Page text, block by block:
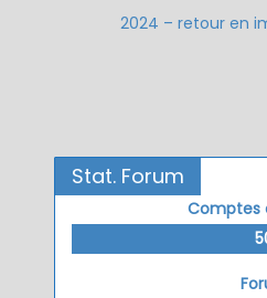
2024 – retour en
Stat. Forum
Comptes